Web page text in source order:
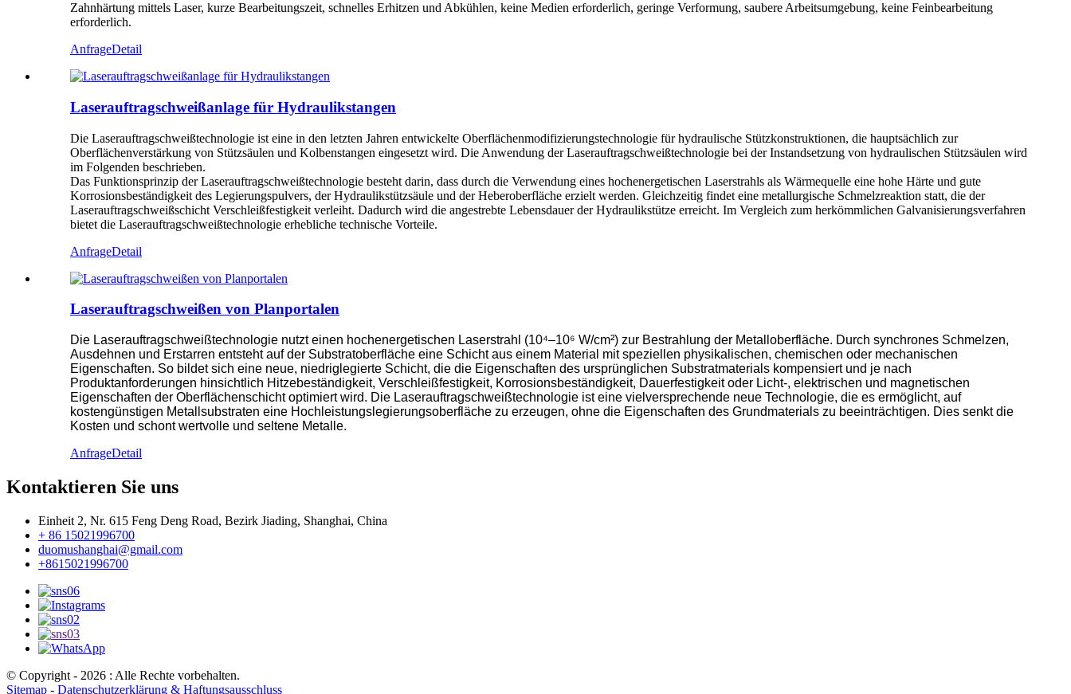
Zahnhärtung mittels Laser, kurze Bearbeitungszeit, schnelles Erhitzen und Abkühlen, keine Medien erforderlich, geringe Verformung, saubere Arbeitsumgebung, keine Feinbearbeitung
erforderlich.
AnfrageDetail
Laserauftragschweißanlage für Hydraulikstangen
Die Laserauftragschweißtechnologie ist eine in den letzten Jahren entwickelte Oberflächenmodifizierungstechnologie für hydraulische Stützkonstruktionen, die hauptsächlich zur
Oberflächenverstärkung von Stützsäulen und Kolbenstangen eingesetzt wird. Die Anwendung der Laserauftragschweißtechnologie bei der Instandsetzung von hydraulischen Stützsäulen wird
im Folgenden beschrieben.
Das Funktionsprinzip der Laserauftragschweißtechnologie besteht darin, dass durch die Verwendung eines hochenergetischen Laserstrahls als Wärmequelle eine hohe Härte und gute
Korrosionsbeständigkeit des Legierungspulvers, der Hydraulikstützsäule und der Heberoberfläche erzielt werden. Gleichzeitig findet eine metallurgische Schmelzreaktion statt, die der
Laserauftragschweißschicht Verschleißfestigkeit verleiht. Dadurch wird die angestrebte Lebensdauer der Hydraulikstütze erreicht. Im Vergleich zum herkömmlichen Galvanisierungsverfahren
bietet die Laserauftragschweißtechnologie erhebliche technische Vorteile.
AnfrageDetail
Laserauftragschweißen von Planportalen
Die Laserauftragschweißtechnologie nutzt einen hochenergetischen Laserstrahl (10⁴–10⁶ W/cm²) zur Bestrahlung der Metalloberfläche. Durch synchrones Schmelzen,
Ausdehnen und Erstarren entsteht auf der Substratoberfläche eine Schicht aus einem Material mit speziellen physikalischen, chemischen oder mechanischen
Eigenschaften. So bildet sich eine neue, niedriglegierte Schicht, die die Eigenschaften des ursprünglichen Substratmaterials kompensiert und je nach
Produktanforderungen hinsichtlich Hitzebeständigkeit, Verschleißfestigkeit, Korrosionsbeständigkeit, Dauerfestigkeit oder Licht-, elektrischen und magnetischen
Eigenschaften der Oberflächenschicht optimiert wird. Die Laserauftragschweißtechnologie ist eine vielversprechende neue Technologie, die es ermöglicht, auf
kostengünstigen Metallsubstraten eine Hochleistungslegierungsoberfläche zu erzeugen, ohne die Eigenschaften des Grundmaterials zu beeinträchtigen. Dies senkt die
Kosten und schont wertvolle und seltene Metalle.
AnfrageDetail
Kontaktieren Sie uns
Einheit 2, Nr. 615 Feng Deng Road, Bezirk Jiading, Shanghai, China
+ 86 15021996700
duomushanghai@gmail.com
+8615021996700
© Copyright - 2026 : Alle Rechte vorbehalten.
Sitemap - Datenschutzerklärung & Haftungsausschluss